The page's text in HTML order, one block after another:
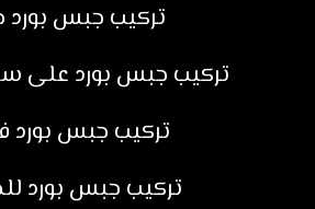
تركيب جبس بورد
تركيب جبس بورد
تركيب جبس بورد
تركيب جبس بورد